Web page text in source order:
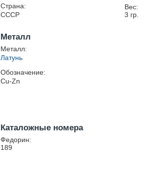
Страна:
СССР
Вес:
3 гр.
Металл
Металл:
Латунь
Обозначение:
Cu-Zn
Каталожные номера
Федорин:
189